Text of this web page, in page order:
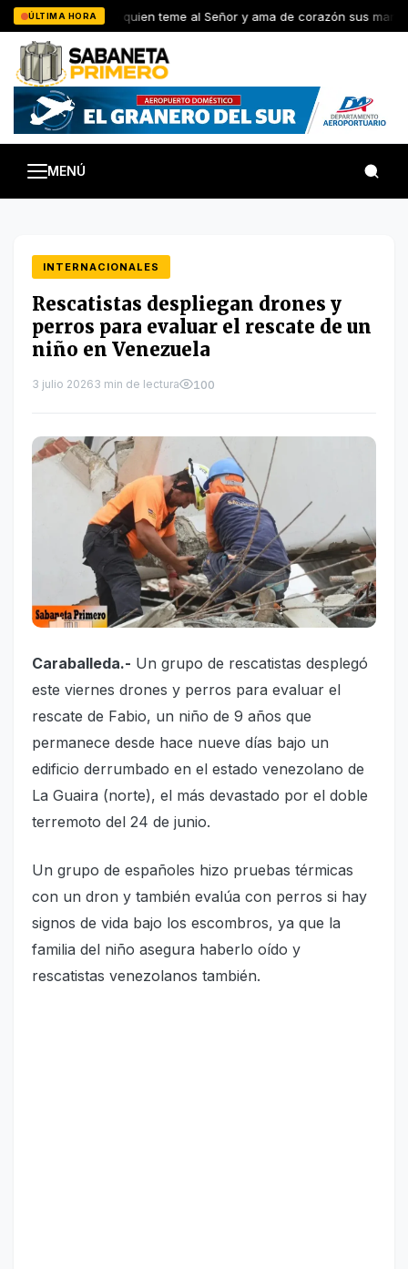
Saltar
al
contenido
ÚLTIMA HORADichoso quien teme al Señor y ama de corazón sus
MENÚ
INTERNACIONALES
Rescatistas despliegan drones y
perros para evaluar el rescate de un
niño en Venezuela
3 julio 20263 min de lectura 100
Caraballeda.- Un grupo de rescatistas desplegó
este viernes drones y perros para evaluar el
rescate de Fabio, un niño de 9 años que
permanece desde hace nueve días bajo un
edificio derrumbado en el estado venezolano de
La Guaira (norte), el más devastado por el doble
terremoto del 24 de junio.
Un grupo de españoles hizo pruebas térmicas
con un dron y también evalúa con perros si hay
signos de vida bajo los escombros, ya que la
familia del niño asegura haberlo oído y
rescatistas venezolanos también.